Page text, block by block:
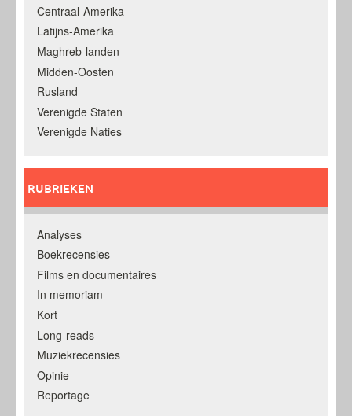
Centraal-Amerika
Latijns-Amerika
Maghreb-landen
Midden-Oosten
Rusland
Verenigde Staten
Verenigde Naties
RUBRIEKEN
Analyses
Boekrecensies
Films en documentaires
In memoriam
Kort
Long-reads
Muziekrecensies
Opinie
Reportage